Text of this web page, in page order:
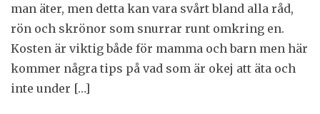
man äter, men detta kan vara svårt bland alla råd,
rön och skrönor som snurrar runt omkring en.
Kosten är viktig både för mamma och barn men här
kommer några tips på vad som är okej att äta och
inte under […]